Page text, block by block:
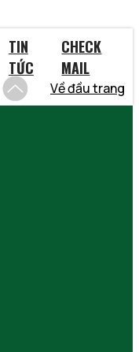
TIN
TỨC
CHECK
MAIL
Về đầu trang